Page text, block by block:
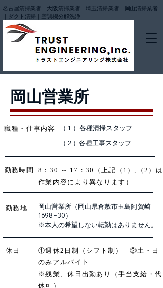
名古屋清掃業者｜大阪清掃業者｜埼玉清掃業者｜岡山清掃業者
｜ダクト清掃｜空調機分解洗浄
​岡山営業所
職種・仕事内容
（１）各種清掃スタッフ
（２）各種工事スタッフ
​勤務時間
8：30 ～ 17：30（上記（1）,（2）は
作業内容により異なります）
勤務地
岡山営業所（岡山県倉敷市玉島阿賀崎
1698−30）
※本人の希望しない転勤はありません。
休日
①週休2日制（シフト制） ②土・日
のみアルバイト
※残業、休日出勤あり（手当支給・代
休可）